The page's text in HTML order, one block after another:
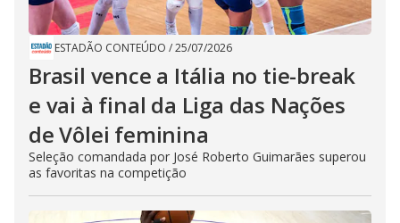
ESTADÃO CONTEÚDO /25/07/2026
Brasil vence a Itália no tie-break
e vai à final da Liga das Nações
de Vôlei feminina
Seleção comandada por José Roberto Guimarães superou
as favoritas na competição